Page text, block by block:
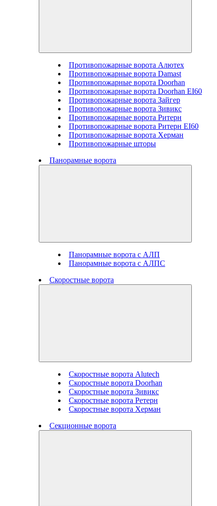
Противопожарные ворота Алютех
Противопожарные ворота Damast
Противопожарные ворота Doorhan
Противопожарные ворота Doorhan EI60
Противопожарные ворота Зайгер
Противопожарные ворота Зивикс
Противопожарные ворота Ритерн
Противопожарные ворота Ритерн EI60
Противопожарные ворота Херман
Противопожарные шторы
Панорамные ворота
Панорамные ворота с АЛП
Панорамные ворота с АЛПС
Скоростные ворота
Скоростные ворота Alutech
Скоростные ворота Doorhan
Скоростные ворота Зивикс
Скоростные ворота Ретерн
Скоростные ворота Херман
Секционные ворота